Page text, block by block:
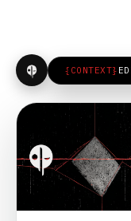
{CONTEXT}